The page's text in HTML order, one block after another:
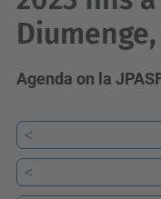
Agenda on la
<
<